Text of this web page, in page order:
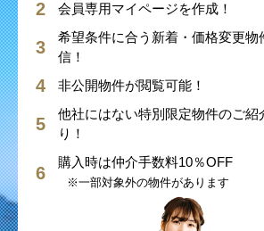
会員専用マイページを作成！
希望条件に合う新着・価格変更物
信！
非公開物件が閲覧可能！
他社にはない特別限定物件のご紹
り！
購入時は仲介手数料10％OFF
※一部対象外の物件があります